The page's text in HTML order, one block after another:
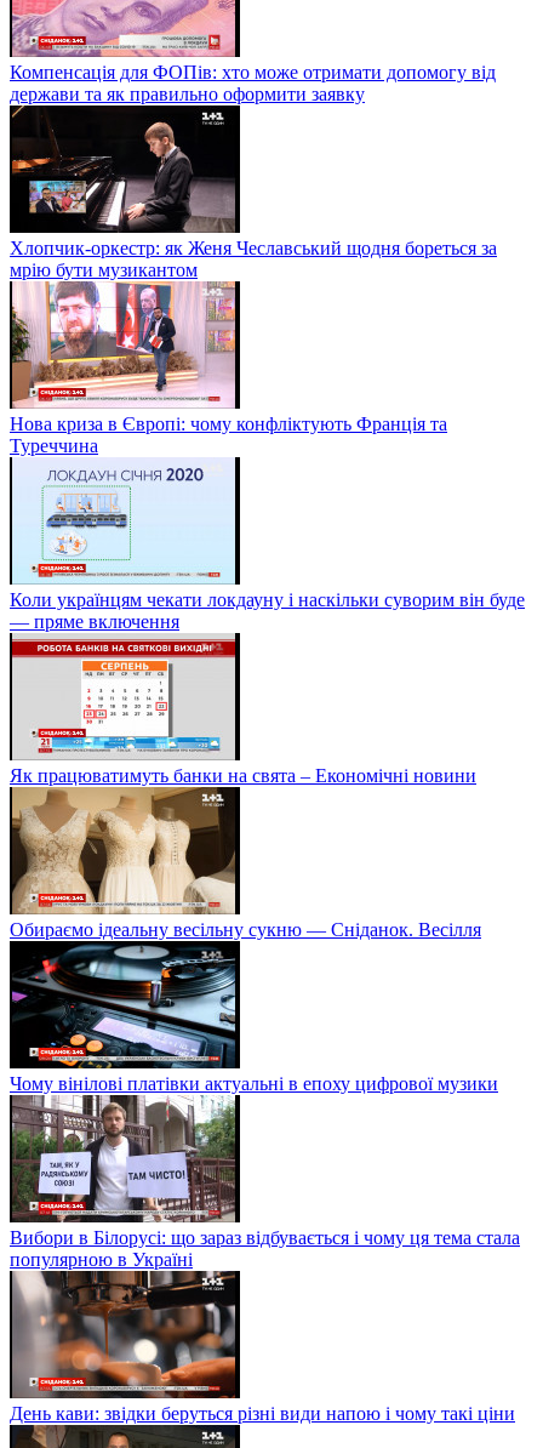
Компенсація для ФОПів: хто може отримати допомогу від
держави та як правильно оформити заявку
Хлопчик-оркестр: як Женя Чеславський щодня бореться за
мрію бути музикантом
Нова криза в Європі: чому конфліктують Франція та
Туреччина
Коли українцям чекати локдауну і наскільки суворим він буде
— пряме включення
Як працюватимуть банки на свята – Економічні новини
Обираємо ідеальну весільну сукню — Сніданок. Весілля
Чому вінілові платівки актуальні в епоху цифрової музики
Вибори в Білорусі: що зараз відбувається і чому ця тема стала
популярною в Україні
День кави: звідки беруться різні види напою і чому такі ціни